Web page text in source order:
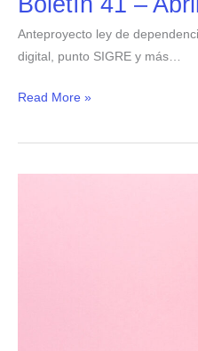
Anteproyecto ley de
digital, punto SIGRE y más…
Read More »